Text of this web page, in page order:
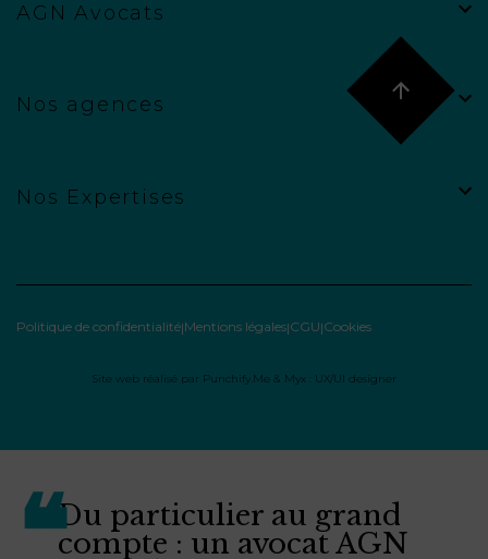
AGN Avocats
Nos agences
Nos Expertises
Politique de confidentialité Mentions légales CGU Cookies
Site web réalisé par Punchify.Me & Myx : UX/UI designer
Du particulier au grand
compte : un avocat AGN